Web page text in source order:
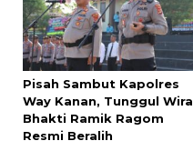
Pisah Sambut Kapolres
Way Kanan, Tunggul Wira
Bhakti Ramik Ragom
Resmi Beralih